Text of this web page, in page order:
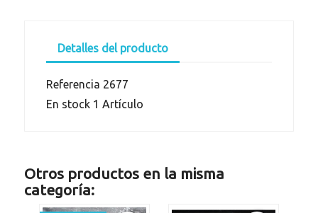
Detalles del producto
Referencia 2677
En stock 1 Artículo
Otros productos en la misma
categoría: